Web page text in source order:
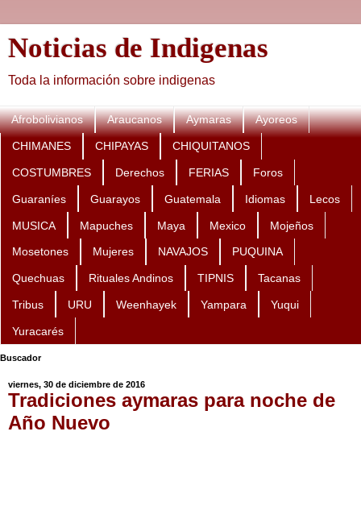
Noticias de Indigenas
Toda la información sobre indigenas
Afrobolivianos Araucanos Aymaras Ayoreos
CHIMANES CHIPAYAS CHIQUITANOS
COSTUMBRES Derechos FERIAS Foros
Guaraníes Guarayos Guatemala Idiomas Lecos
MUSICA Mapuches Maya Mexico Mojeños
Mosetones Mujeres NAVAJOS PUQUINA
Quechuas Rituales Andinos TIPNIS Tacanas
Tribus URU Weenhayek Yampara Yuqui
Yuracarés
Buscador
viernes, 30 de diciembre de 2016
Tradiciones aymaras para noche de
Año Nuevo